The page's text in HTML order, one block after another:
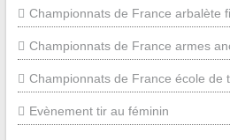
Championnats de France arbalète
Championnats de France armes
Championnats de France école de
Evènement tir au féminin